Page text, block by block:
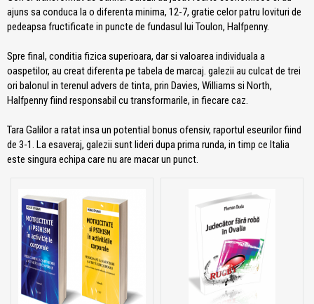
ajuns sa conduca la o diferenta minima, 12-7, gratie celor patru lovituri de
pedeapsa fructificate in puncte de fundasul lui Toulon, Halfpenny.
Spre final, conditia fizica superioara, dar si valoarea individuala a
oaspetilor, au creat diferenta pe tabela de marcaj. galezii au culcat de trei
ori balonul in terenul advers de tinta, prin Davies, Williams si North,
Halfpenny fiind responsabil cu transformarile, in fiecare caz.
Tara Galilor a ratat insa un potential bonus ofensiv, raportul eseurilor fiind
de 3-1. La esaveraj, galezii sunt lideri dupa prima runda, in timp ce Italia
este singura echipa care nu are macar un punct.